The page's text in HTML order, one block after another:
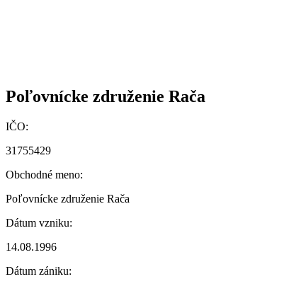
Poľovnícke združenie Rača
IČO:
31755429
Obchodné meno:
Poľovnícke združenie Rača
Dátum vzniku:
14.08.1996
Dátum zániku: